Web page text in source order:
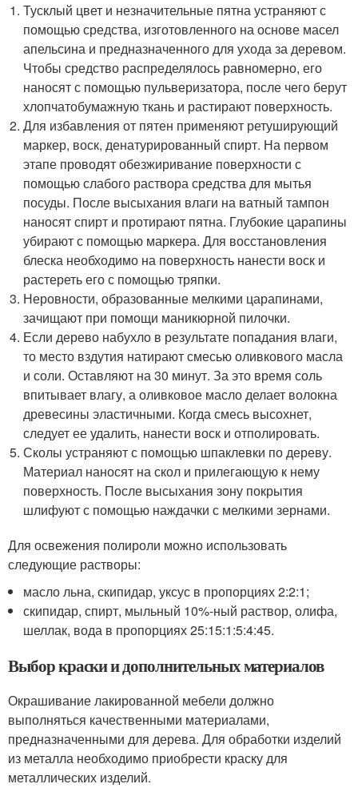
Тусклый цвет и незначительные пятна устраняют с
помощью средства, изготовленного на основе масел
апельсина и предназначенного для ухода за деревом.
Чтобы средство распределялось равномерно, его
наносят с помощью пульверизатора, после чего берут
хлопчатобумажную ткань и растирают поверхность.
Для избавления от пятен применяют ретуширующий
маркер, воск, денатурированный спирт. На первом
этапе проводят обезжиривание поверхности с
помощью слабого раствора средства для мытья
посуды. После высыхания влаги на ватный тампон
наносят спирт и протирают пятна. Глубокие царапины
убирают с помощью маркера. Для восстановления
блеска необходимо на поверхность нанести воск и
растереть его с помощью тряпки.
Неровности, образованные мелкими царапинами,
зачищают при помощи маникюрной пилочки.
Если дерево набухло в результате попадания влаги,
то место вздутия натирают смесью оливкового масла
и соли. Оставляют на 30 минут. За это время соль
впитывает влагу, а оливковое масло делает волокна
древесины эластичными. Когда смесь высохнет,
следует ее удалить, нанести воск и отполировать.
Сколы устраняют с помощью шпаклевки по дереву.
Материал наносят на скол и прилегающую к нему
поверхность. После высыхания зону покрытия
шлифуют с помощью наждачки с мелкими зернами.
Для освежения полироли можно использовать
следующие растворы:
масло льна, скипидар, уксус в пропорциях 2:2:1;
скипидар, спирт, мыльный 10%-ный раствор, олифа,
шеллак, вода в пропорциях 25:15:1:5:4:45.
Выбор краски и дополнительных материалов
Окрашивание лакированной мебели должно
выполняться качественными материалами,
предназначенными для дерева. Для обработки изделий
из металла необходимо приобрести краску для
металлических изделий.